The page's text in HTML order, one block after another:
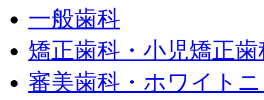
一般歯科
矯正歯科・小児矯正歯
審美歯科・ホワイト